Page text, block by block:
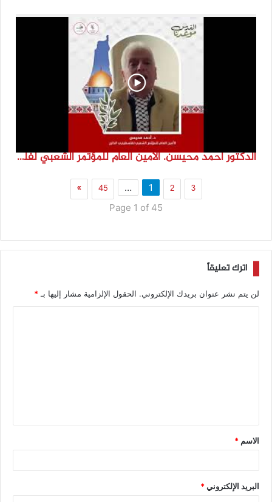
الدكتور احمد محيسن. الامين العام للمؤتمر الشعبي لفلسطينيي الخارج
1 2 3
…
45
»
Page 1 of 45
اترك تعليقاً
لن يتم نشر عنوان بريدك الإلكتروني. الحقول الإلزامية مشار إليها بـ *
الاسم *
البريد الإلكتروني*